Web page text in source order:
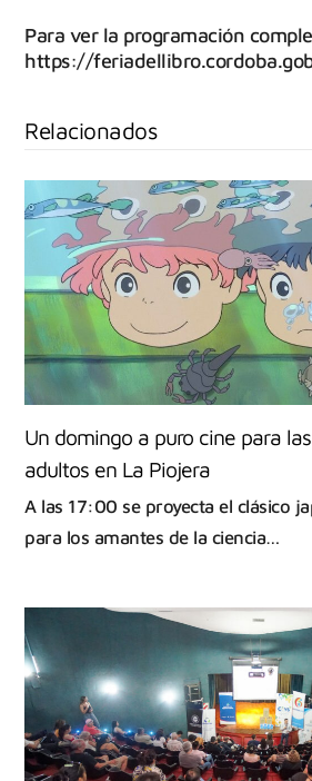
Para ver la programación
https://
Relacionados
Un domingo a puro cine para
adultos en La Piojera
A las 17:00 se proyecta el clásico
para los amantes de la ciencia…